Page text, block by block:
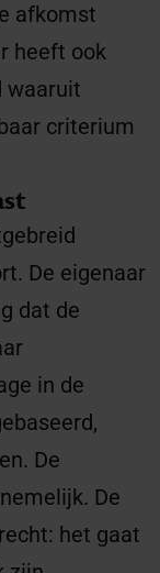
afkomst
heeft ook
waaruit
criterium
De eigenaar
dat de
in de
De
De
het gaat